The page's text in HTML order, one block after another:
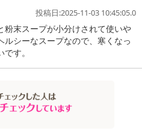
投稿日:2025-11-03 10:45:05.0
末スープが小分けされて使いや
シーなスープなので、寒くなっ
す。